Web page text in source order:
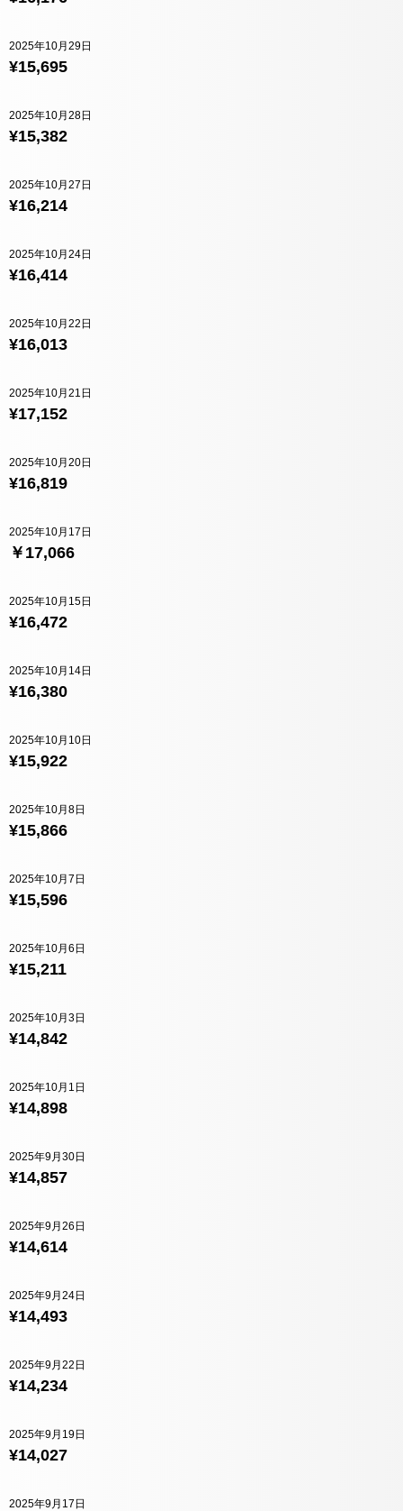
¥15,695
2025年10月29日
¥15,382
2025年10月28日
¥16,214
2025年10月27日
¥16,414
2025年10月24日
¥16,013
2025年10月22日
¥17,152
2025年10月21日
¥16,819
2025年10月20日
￥17,066
2025年10月17日
¥16,472
2025年10月15日
¥16,380
2025年10月14日
¥15,922
2025年10月10日
¥15,866
2025年10月8日
¥15,596
2025年10月7日
¥15,211
2025年10月6日
¥14,842
2025年10月3日
¥14,898
2025年10月1日
¥14,857
2025年9月30日
¥14,614
2025年9月26日
¥14,493
2025年9月24日
¥14,234
2025年9月22日
¥14,027
2025年9月19日
2025年9月17日